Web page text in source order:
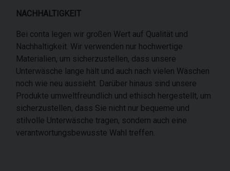
NACHHALTIGKEIT
Bei conta legen wir großen Wert auf Qualität und
Nachhaltigkeit. Wir verwenden nur hochwertige
Materialien, um sicherzustellen, dass unsere
Unterwäsche lange hält und auch nach vielen Wäschen
noch wie neu aussieht. Darüber hinaus sind unsere
Produkte umweltfreundlich und ethisch hergestellt, um
sicherzustellen, dass Sie nicht nur bequeme und
stilvolle Unterwäsche tragen, sondern auch eine
verantwortungsbewusste Wahl treffen.